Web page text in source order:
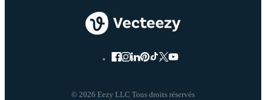
© 2026 Eezy LLC Tous droits réservés